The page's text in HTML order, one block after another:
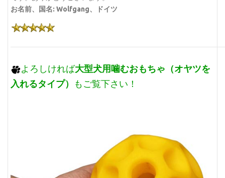
お名前、国名: Wolfgang、ドイツ
よろしければ大型犬用噛むおもちゃ（オヤツを
入れるタイプ） もご覧下さい！